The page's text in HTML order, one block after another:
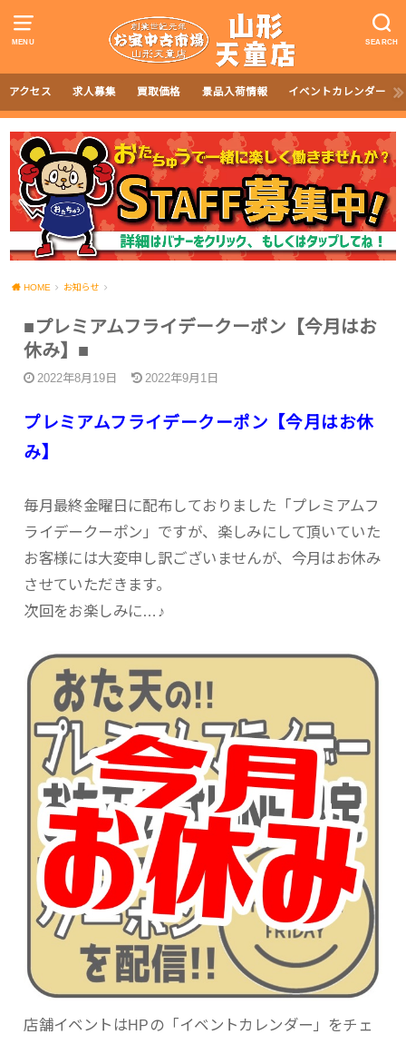
MENU SEARCH
アクセス 求人募集 買取価格 景品入荷情報 イベントカレンダー
HOME お知らせ
■プレミアムフライデークーポン【今月はお
休み】■
2022年8月19日 2022年9月1日
プレミアムフライデークーポン【今月はお休
み】
毎月最終金曜日に配布しておりました「プレミアムフ
ライデークーポン」ですが、楽しみにして頂いていた
お客様には大変申し訳ございませんが、今月はお休み
させていただきます。
次回をお楽しみに…♪
店舗イベントはHPの「イベントカレンダー」をチェ